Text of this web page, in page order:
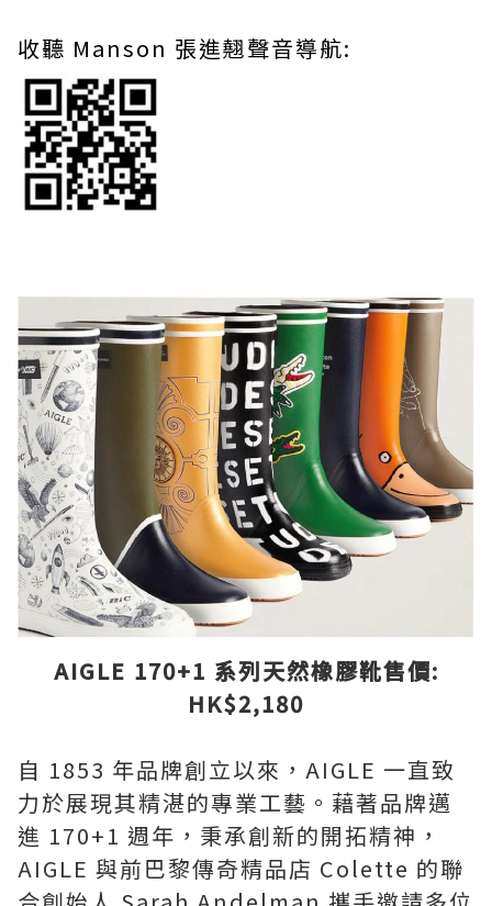
收聽 Manson 張進翹聲音導航:
AIGLE 170+1 系列天然橡膠靴售價:
HK$2,180
自 1853 年品牌創立以來，AIGLE 一直致
力於展現其精湛的專業工藝。藉著品牌邁
進 170+1 週年，秉承創新的開拓精神，
AIGLE 與前巴黎傳奇精品店 Colette 的聯